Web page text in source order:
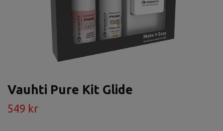
Vauhti Pure Kit Glide
549 kr